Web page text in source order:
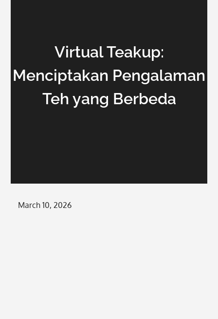
Virtual Teakup:
Menciptakan Pengalaman
Teh yang Berbeda
Posted
March 10, 2026